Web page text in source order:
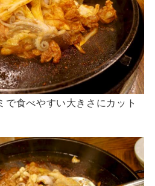
で食べやすい大きさにカット